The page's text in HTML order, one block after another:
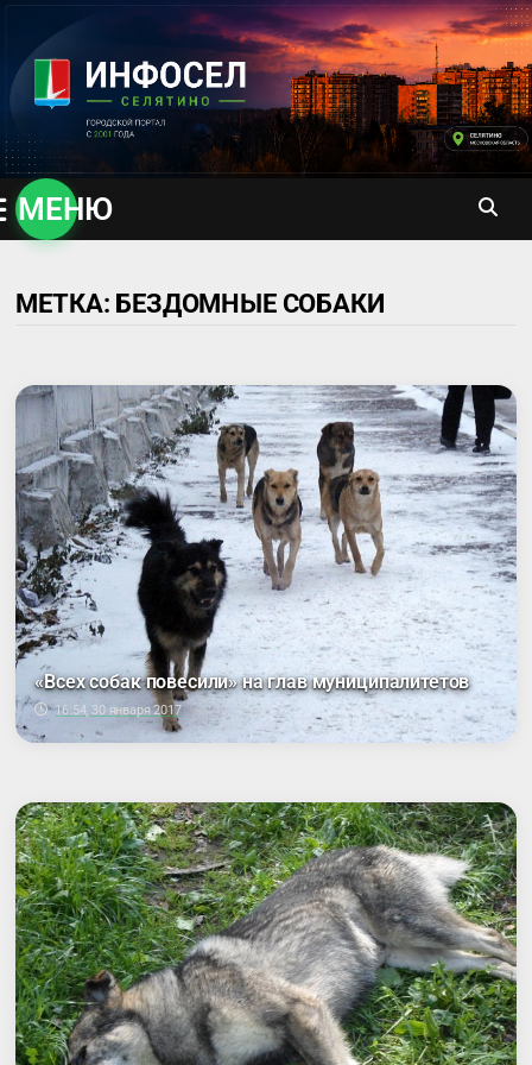
содержимому
МЕНЮ
МЕТКА: БЕЗДОМНЫЕ СОБАКИ
«Всех собак повесили» на глав муниципалитетов
16:54, 30 января 2017